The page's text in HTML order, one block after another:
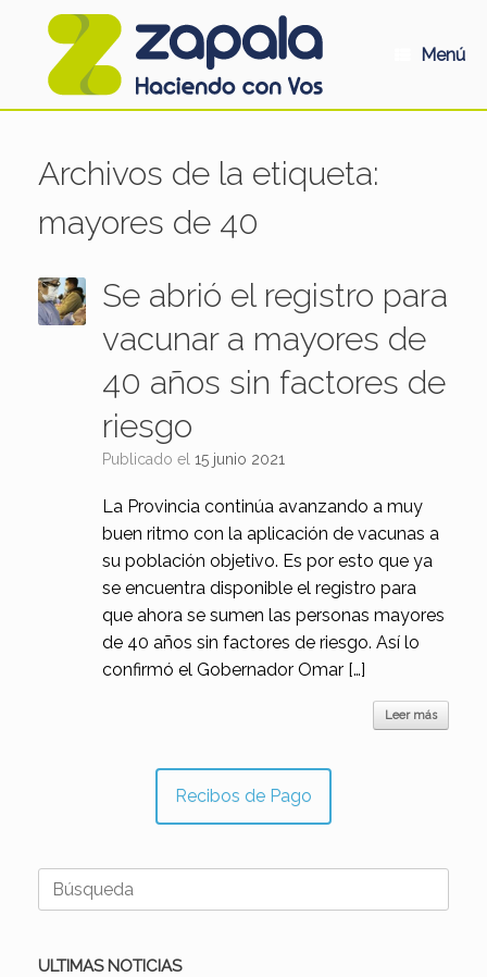
Menú
Archivos de la etiqueta:
mayores de 40
Se abrió el registro para
vacunar a mayores de
40 años sin factores de
riesgo
Publicado el 15 junio 2021
La Provincia continúa avanzando a muy
buen ritmo con la aplicación de vacunas a
su población objetivo. Es por esto que ya
se encuentra disponible el registro para
que ahora se sumen las personas mayores
de 40 años sin factores de riesgo. Así lo
confirmó el Gobernador Omar […]
Leer más
Recibos de Pago
Buscar:
ULTIMAS NOTICIAS